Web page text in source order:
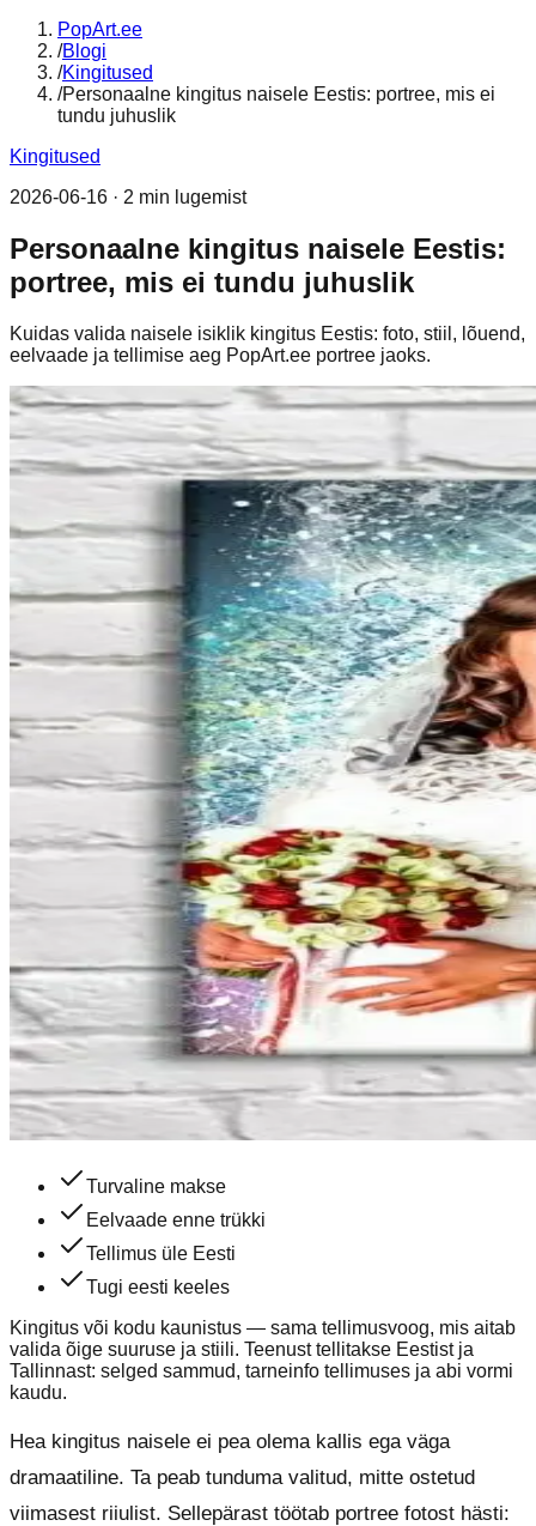
PopArt.ee
/Blogi
/Kingitused
/Personaalne kingitus naisele Eestis: portree, mis ei
tundu juhuslik
Kingitused
2026-06-16 · 2 min lugemist
Personaalne kingitus naisele Eestis:
portree, mis ei tundu juhuslik
Kuidas valida naisele isiklik kingitus Eestis: foto, stiil, lõuend,
eelvaade ja tellimise aeg PopArt.ee portree jaoks.
Turvaline makse
Eelvaade enne trükki
Tellimus üle Eesti
Tugi eesti keeles
Kingitus või kodu kaunistus — sama tellimusvoog, mis aitab
valida õige suuruse ja stiili. Teenust tellitakse Eestist ja
Tallinnast: selged sammud, tarneinfo tellimuses ja abi vormi
kaudu.
Hea kingitus naisele ei pea olema kallis ega väga
dramaatiline. Ta peab tunduma valitud, mitte ostetud
viimasest riiulist. Sellepärast töötab portree fotost hästi: